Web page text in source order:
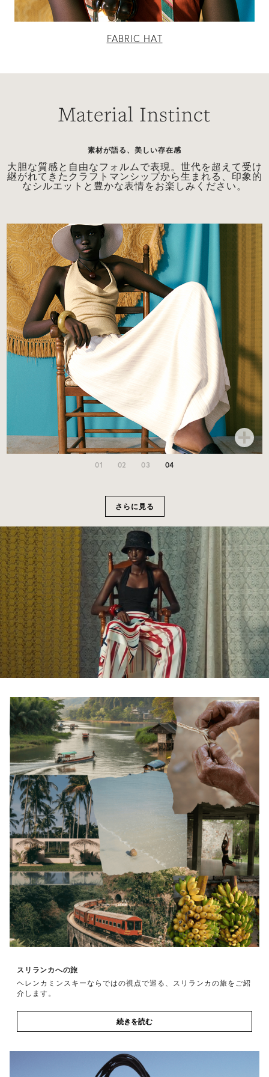
FABRIC HAT
さらに見る
Material Instinct
素材が語る、美しい存在感
大胆な質感と自由なフォルムで表現。世代を超えて受け
継がれてきたクラフトマンシップから生まれる、印象的
なシルエットと豊かな表情をお楽しみください。
01 02 03 04
スリランカへの旅
ヘレンカミンスキーならではの視点で巡る、スリランカの旅をご紹
介します。
続きを読む